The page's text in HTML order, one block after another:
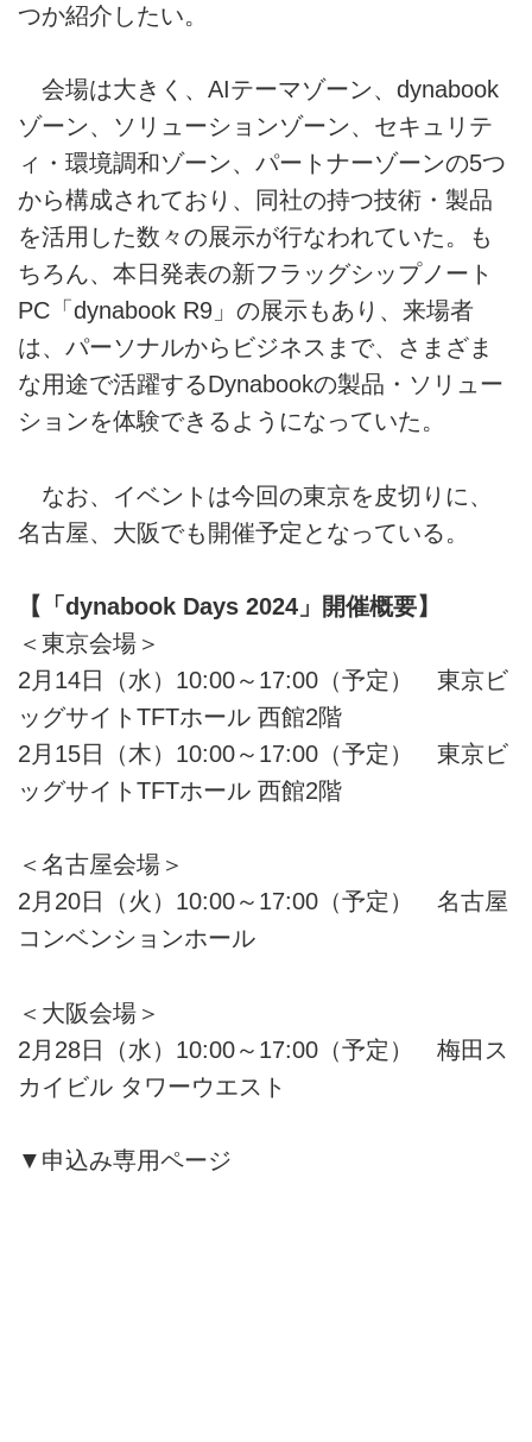
つか紹介したい。
会場は大きく、AIテーマゾーン、dynabook
ゾーン、ソリューションゾーン、セキュリテ
ィ・環境調和ゾーン、パートナーゾーンの5つ
から構成されており、同社の持つ技術・製品
を活用した数々の展示が行なわれていた。も
ちろん、本日発表の新フラッグシップノート
PC「dynabook R9」の展示もあり、来場者
は、パーソナルからビジネスまで、さまざま
な用途で活躍するDynabookの製品・ソリュー
ションを体験できるようになっていた。
なお、イベントは今回の東京を皮切りに、
名古屋、大阪でも開催予定となっている。
【「dynabook Days 2024」開催概要】
＜東京会場＞
2月14日（水）10:00～17:00（予定） 東京ビ
ッグサイトTFTホール 西館2階
2月15日（木）10:00～17:00（予定） 東京ビ
ッグサイトTFTホール 西館2階
＜名古屋会場＞
2月20日（火）10:00～17:00（予定） 名古屋
コンベンションホール
＜大阪会場＞
2月28日（水）10:00～17:00（予定） 梅田ス
カイビル タワーウエスト
▼申込み専用ページ